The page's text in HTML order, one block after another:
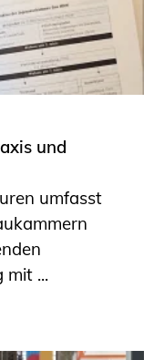
und
umfasst
mit ...